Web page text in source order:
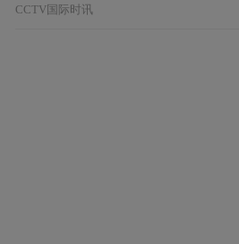
CCTV国际时讯